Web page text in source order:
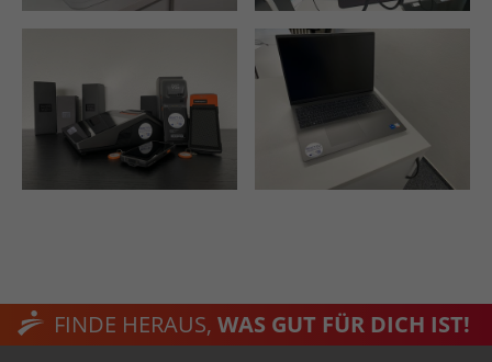
FINDE HERAUS, WAS GUT FÜR DICH IST!